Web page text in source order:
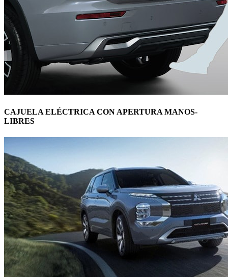
CAJUELA ELÉCTRICA CON APERTURA MANOS-
LIBRES